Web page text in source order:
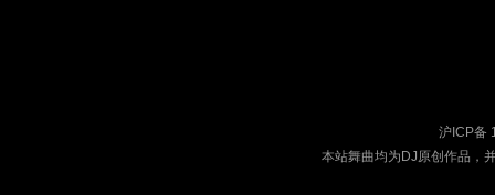
沪ICP备
本站舞曲均为DJ原创作品，